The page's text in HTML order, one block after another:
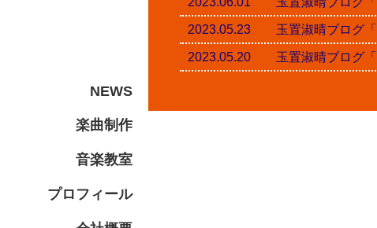
NEWS
楽曲制作
音楽教室
プロフィール
2023.05.23 玉置淑晴ブログ「
2023.05.20 玉置淑晴ブログ「